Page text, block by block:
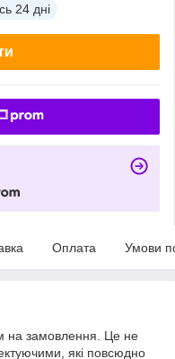
24 дні
Оплата Умови
на замовлення. Це не
які повсюдно